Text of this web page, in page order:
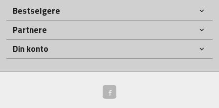
Bestselgere
Partnere
Din konto